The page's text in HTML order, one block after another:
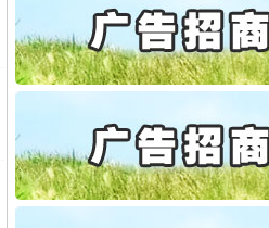
半生相守，一别两宽：这场老年..
一纸欠条伤亲情 巡回调解促和..
26万保费，离婚时为何要分走一..
传销头目出狱后办书院暴力管教..
四川省公安厅征集新型黑恶违法..
中方对6家美国实体采取反制措..